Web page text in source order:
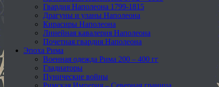
Гвардия Наполеона 1799-1815
Драгуны и уланы Наполеона
Кирасиры Наполеона
Линейная кавалерия Наполеона
Почетная гвардия Наполеона
Эпоха Рима
Военная одежда Рима 200 – 400 гг
Гладиаторы
Пунические войны
Римская Империя – Северная граница